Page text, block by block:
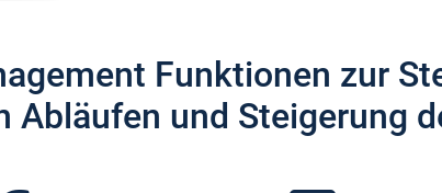
Funktionen zur
Abläufen und Steigerung